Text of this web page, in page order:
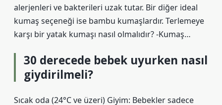
alerjenleri ve bakterileri uzak tutar. Bir diğer ideal
kumaş seçeneği ise bambu kumaşlardır. Terlemeye
karşı bir yatak kumaşı nasıl olmalıdır? -Kumaş…
30 derecede bebek uyurken nasıl
giydirilmeli?
Sıcak oda (24°C ve üzeri) Giyim: Bebekler sadece